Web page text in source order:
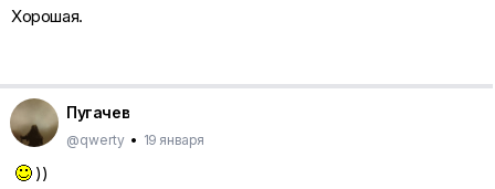
Хорошая.
Пугачев
@qwerty • 19 января
))